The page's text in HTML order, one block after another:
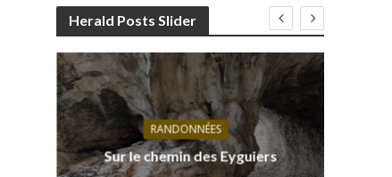
Herald Posts Slider
RANDONNÉES
Sur le chemin des Eyguiers